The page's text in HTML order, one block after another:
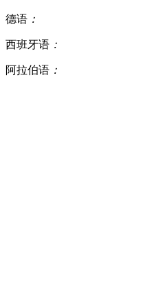
德语 ：
西班牙语 ：
阿拉伯语 ：